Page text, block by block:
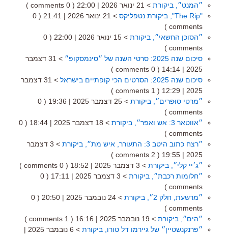
״המנט״, ביקורת > 21 ינואר 2026 | 22:00
( 0 comments )
"The Rip", ביקורת נטפליקס
> 21 ינואר 2026 | 21:41
( 0
comments )
״הסוכן החשאי״, ביקורת > 15 ינואר 2026 | 22:00
( 0
comments )
סיכום שנה 2025: סרטי השנה של ״סינמסקופ״
> 31 דצמבר
2025 | 14:14
( 0 comments )
סיכום שנה 2025: הסרטים הכי קופתיים בישראל
> 31 דצמבר
2025 | 12:29
( 1 comments )
״מרטי סוּפְּרים״, ביקורת > 25 דצמבר 2025 | 19:36
( 0
comments )
״אווטאר 3: אש ואפר״, ביקורת
> 18 דצמבר 2025 | 18:44
( 0
comments )
״רצח כתוב היטב 3: התעורר, איש מת״, ביקורת
> 3 דצמבר
2025 | 19:55
( 2 comments )
״ג׳יי קלי״, ביקורת > 3 דצמבר 2025 | 18:52
( 0 comments )
״חלומות רכבת״, ביקורת > 3 דצמבר 2025 | 17:11
( 0
comments )
״מרשעת, חלק 2״, ביקורת
> 24 נובמבר 2025 | 20:50
( 0
comments )
״הים״, ביקורת > 19 נובמבר 2025 | 16:16
( 1 comments )
״פרנקנשטיין״ של גיירמו דל טורו, ביקורת
> 6 נובמבר 2025 |